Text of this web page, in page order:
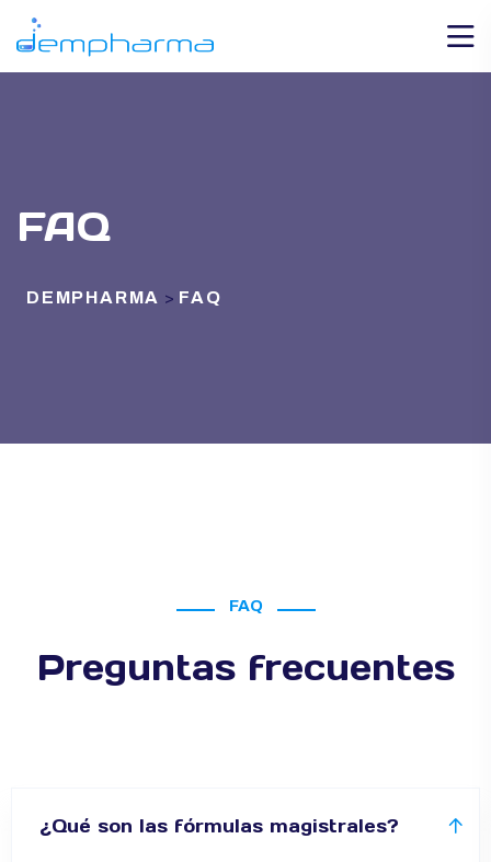
FAQ
DEMPHARMA > FAQ
FAQ
Preguntas frecuentes
¿Qué son las fórmulas magistrales?